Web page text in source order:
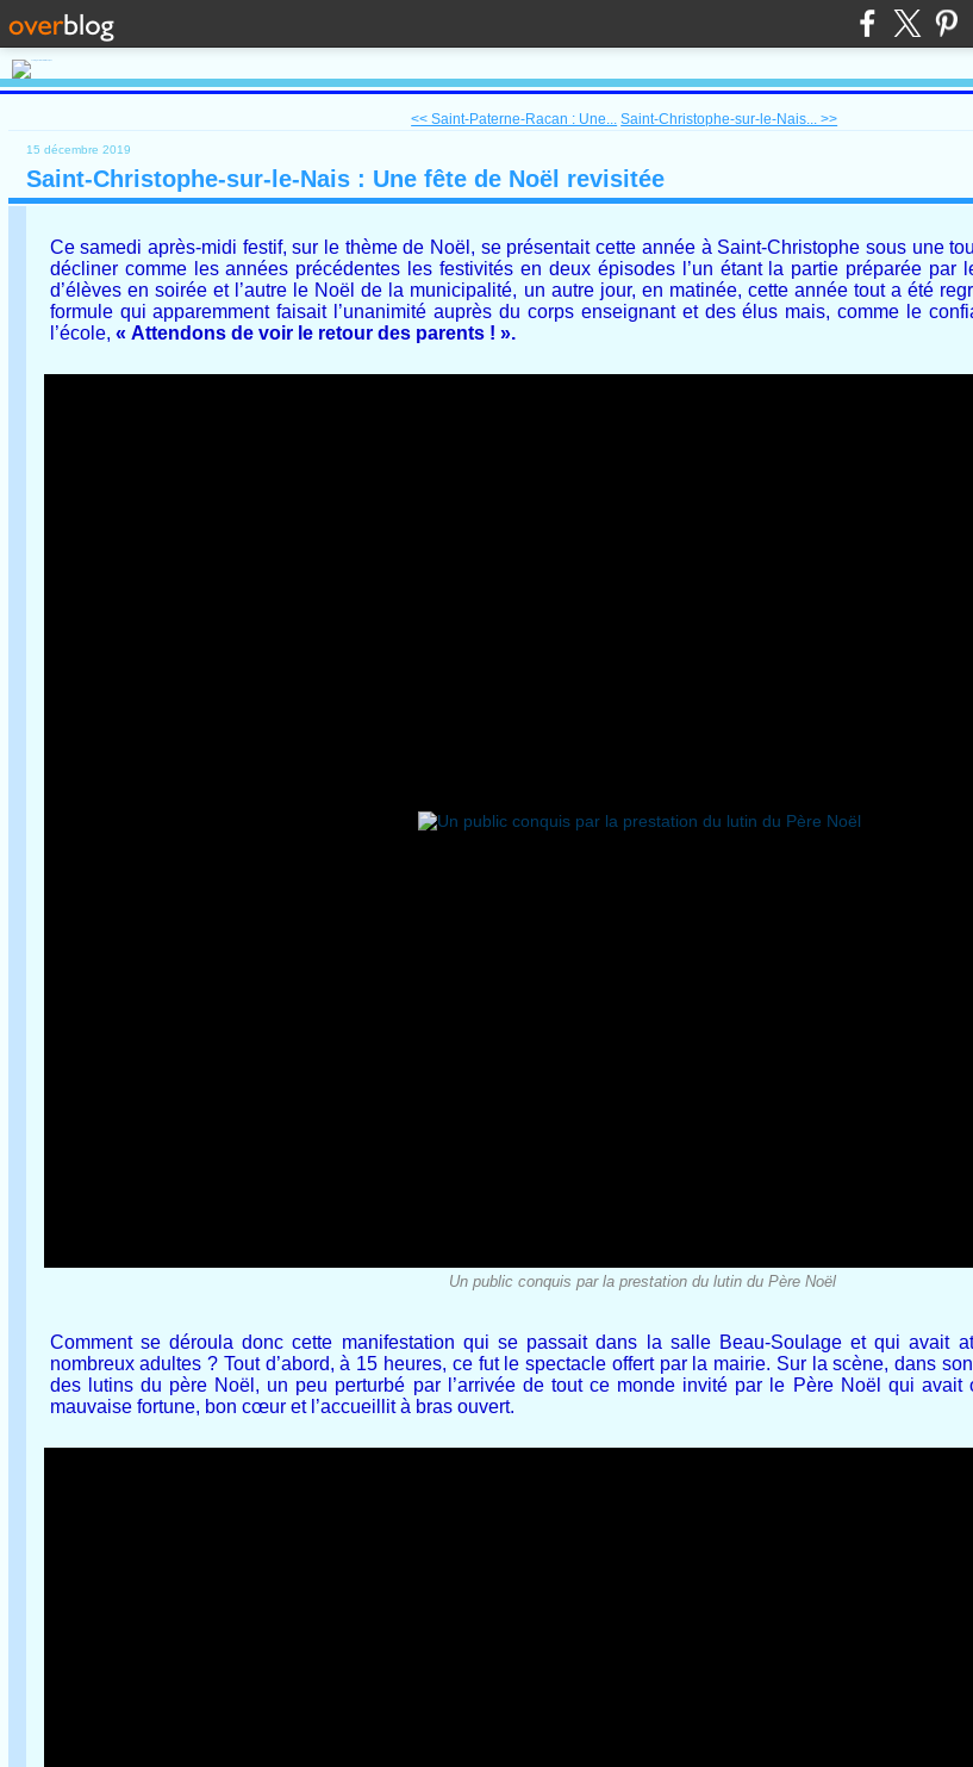
<< Saint-Paterne-Racan : Une... Saint-Christophe-sur-le-Nais... >>
15 décembre 2019
Saint-Christophe-sur-le-Nais : Une fête de Noël revisitée
Ce samedi après-midi festif, sur le thème de Noël, se présentait cette année à Saint-Christophe sous une
décliner comme les années précédentes les festivités en deux épisodes l’un étant la partie préparée par
d’élèves en soirée et l’autre le Noël de la municipalité, un autre jour, en matinée, cette année tout a été
formule qui apparemment faisait l’unanimité auprès du corps enseignant et des élus mais, comme le
l’école, « Attendons de voir le retour des parents ! ».
Un public conquis par la prestation du lutin du Père Noël
Comment se déroula donc cette manifestation qui se passait dans la salle Beau-Soulage et qui avait
nombreux adultes ? Tout d’abord, à 15 heures, ce fut le spectacle offert par la mairie. Sur la scène, dans
des lutins du père Noël, un peu perturbé par l’arrivée de tout ce monde invité par le Père Noël qui avait
mauvaise fortune, bon cœur et l’accueillit à bras ouvert.